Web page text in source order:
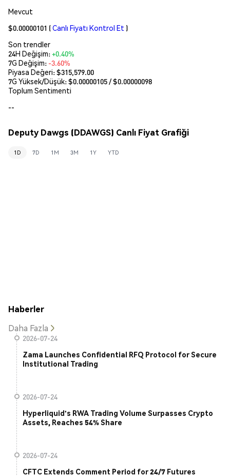
Mevcut
$0.00000101 (Canlı Fiyatı Kontrol Et )
Son trendler
24H Değişim:+0.40%
7G Değişim: -3.60%
Piyasa Değeri:$315,579.00
7G Yüksek/Düşük: $0.00000105/ $0.00000098
Toplum Sentimenti
--
Deputy Dawgs (DDAWGS) Canlı Fiyat Grafiği
1D 7D 1M 3M 1Y YTD
Haberler
Daha Fazla
2026-07-24
Zama Launches Confidential RFQ Protocol for Secure
Institutional Trading
2026-07-24
Hyperliquid's RWA Trading Volume Surpasses Crypto
Assets, Reaches 54% Share
2026-07-24
CFTC Extends Comment Period for 24/7 Futures